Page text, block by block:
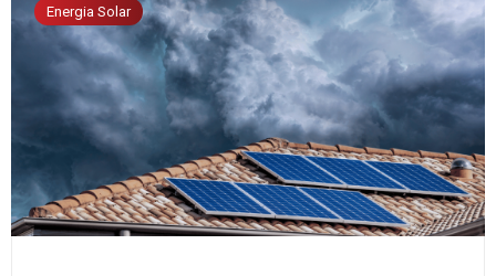
Energia Solar